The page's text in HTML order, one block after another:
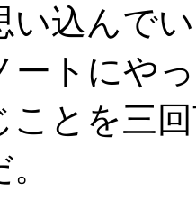
い込んで
ートにや
ことを三